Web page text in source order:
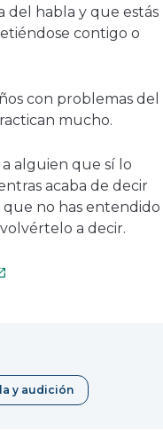
del habla y que estás
contigo o
con problemas del
mucho.
alguien que sí lo
acaba de decir
que no has entendido
a decir.
y audición